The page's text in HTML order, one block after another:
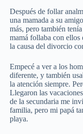
Después de follar
una mamada a su
más, pero también
mamá follaba con ellos
la causa del divorcio
Empecé a ver a los
diferente, y también
la atención siempre.
Llegaron las
de la secundaria me
familia, pero mi papá
playa.